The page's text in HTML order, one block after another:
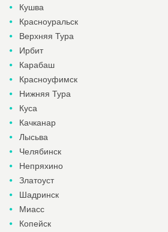
Кушва
Красноуральск
Верхняя Тура
Ирбит
Карабаш
Красноуфимск
Нижняя Тура
Куса
Качканар
Лысьва
Челябинск
Непряхино
Златоуст
Шадринск
Миасс
Копейск